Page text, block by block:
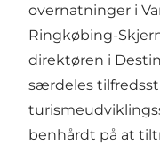
overnatninger i
Ringkøbing-
direktøren i
særdeles
benhårdt på at